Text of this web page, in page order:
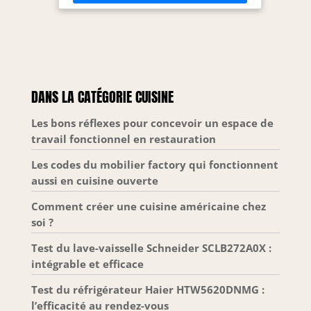
nettoyage. SYSTÈME DE SÉCURITÉ AQUASTOP - La
technologie AquaStop intégrée détecte les fuites
cuisine. 8 PROGRAMMES DE LAVAGE PRATIQUES -
Choisis parmi huit programmes de nettoyage,
et Nettoyage intensif, pour différents types de
vaisselle et besoins de nettoyage.
DANS LA CATÉGORIE CUISINE
Les bons réflexes pour concevoir un espace de
travail fonctionnel en restauration
Les codes du mobilier factory qui fonctionnent
aussi en cuisine ouverte
Comment créer une cuisine américaine chez
soi ?
Test du lave-vaisselle Schneider SCLB272A0X :
intégrable et efficace
Test du réfrigérateur Haier HTW5620DNMG :
l’efficacité au rendez-vous